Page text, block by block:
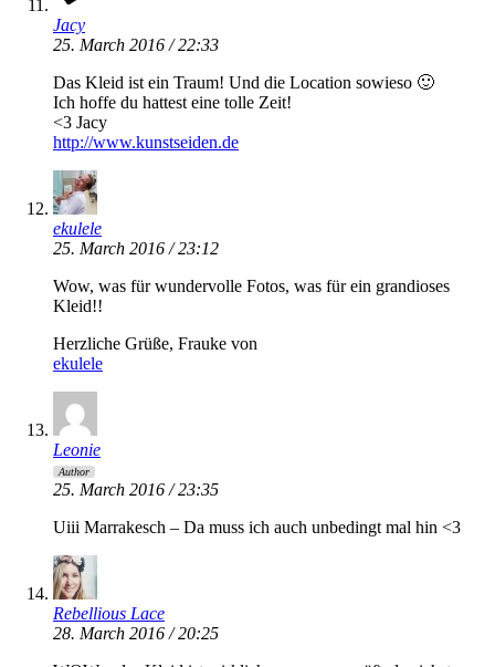
Jacy
25. March 2016 / 22:33
Das Kleid ist ein Traum! Und die Location sowieso 🙂
Ich hoffe du hattest eine tolle Zeit!
<3 Jacy
http://www.kunstseiden.de
ekulele
25. March 2016 / 23:12
Wow, was für wundervolle Fotos, was für ein grandioses
Kleid!!
Herzliche Grüße, Frauke von
ekulele
Leonie
Author
25. March 2016 / 23:35
Uiii Marrakesch – Da muss ich auch unbedingt mal hin <3
Rebellious Lace
28. March 2016 / 20:25